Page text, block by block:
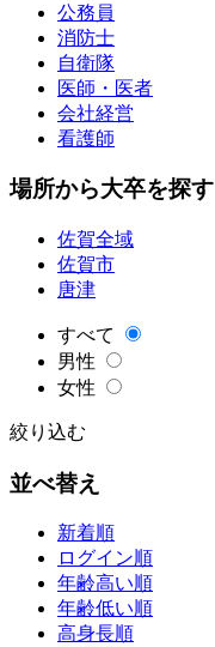
公務員
消防士
自衛隊
医師・医者
会社経営
看護師
場所から大卒を探す
佐賀全域
佐賀市
唐津
すべて
男性
女性
絞り込む
並べ替え
新着順
ログイン順
年齢高い順
年齢低い順
高身長順